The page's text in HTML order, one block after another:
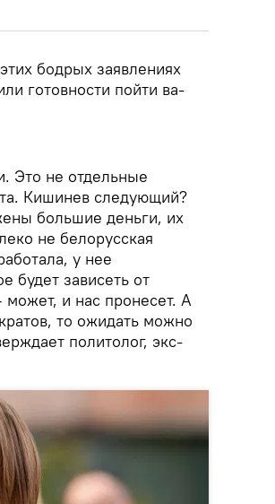
бодрых заявлениях
готовности пойти ва-
Это не отдельные
Кишинев следующий?
большие деньги, их
не белорусская
у нее
будет зависеть от
и нас пронесет. А
то ожидать можно
политолог, экс-